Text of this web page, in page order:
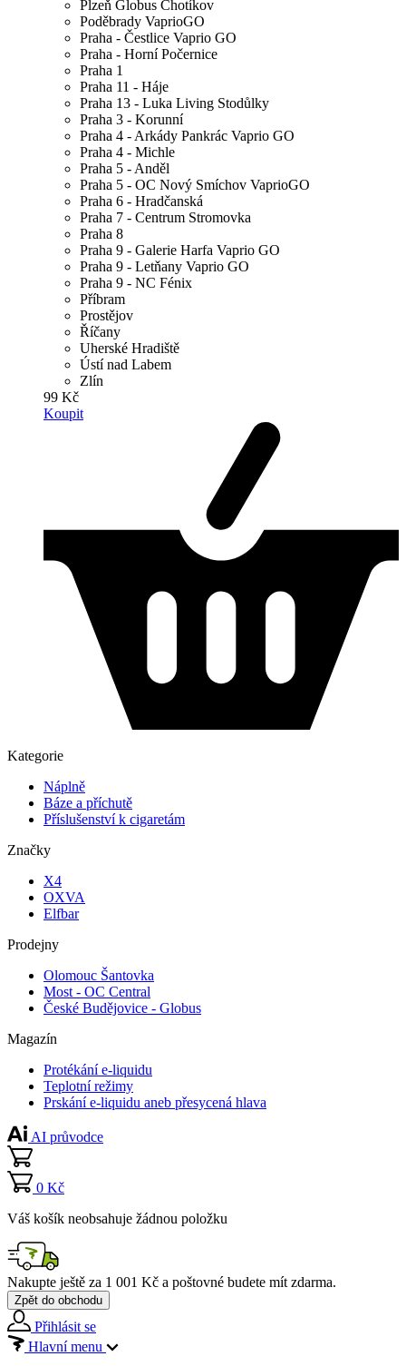
Plzeň Globus Chotíkov
Poděbrady VaprioGO
Praha - Čestlice Vaprio GO
Praha - Horní Počernice
Praha 1
Praha 11 - Háje
Praha 13 - Luka Living Stodůlky
Praha 3 - Korunní
Praha 4 - Arkády Pankrác Vaprio GO
Praha 4 - Michle
Praha 5 - Anděl
Praha 5 - OC Nový Smíchov VaprioGO
Praha 6 - Hradčanská
Praha 7 - Centrum Stromovka
Praha 8
Praha 9 - Galerie Harfa Vaprio GO
Praha 9 - Letňany Vaprio GO
Praha 9 - NC Fénix
Příbram
Prostějov
Říčany
Uherské Hradiště
Ústí nad Labem
Zlín
99 Kč
Koupit
Kategorie
Náplně
Báze a příchutě
Příslušenství k cigaretám
Značky
X4
OXVA
Elfbar
Prodejny
Olomouc Šantovka
Most - OC Central
České Budějovice - Globus
Magazín
Protékání e-liquidu
Teplotní režimy
Prskání e-liquidu aneb přesycená hlava
AI průvodce
0 Kč
Váš košík neobsahuje žádnou položku
Nakupte ještě za 1 001 Kč a poštovné budete mít zdarma.
Zpět do obchodu
Přihlásit se
Hlavní menu